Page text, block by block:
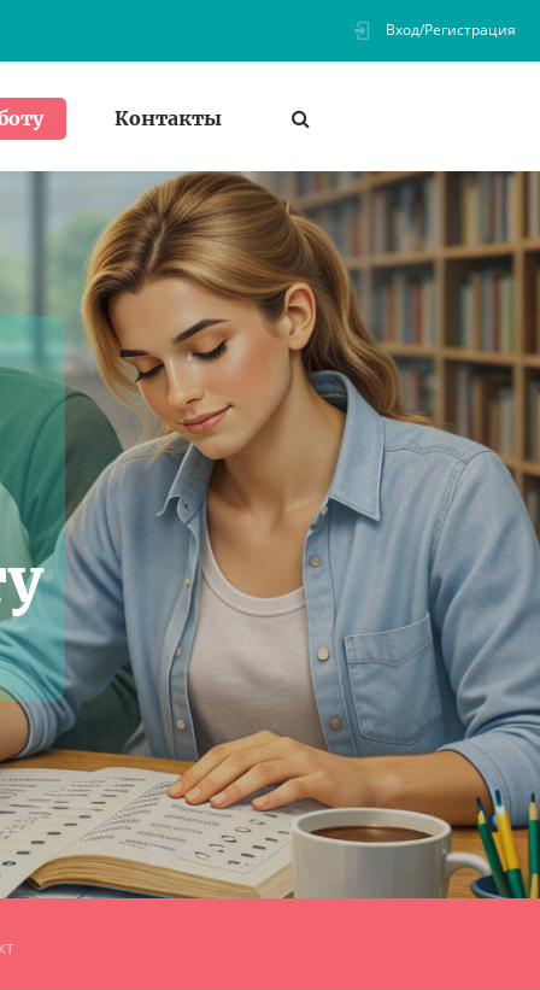
Вход/Регистрация
Контакты